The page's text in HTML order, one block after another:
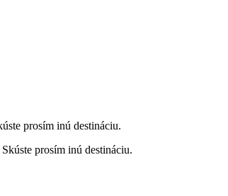
prosím inú destináciu.
prosím inú destináciu.